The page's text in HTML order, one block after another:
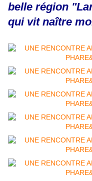
belle région
qui vit naître